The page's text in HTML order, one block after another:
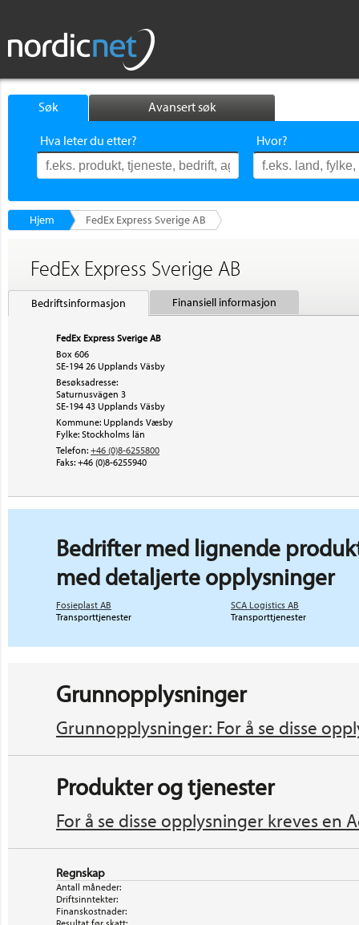
Søk Avansert søk
Hva leter du etter? Hvor?
Hjem FedEx Express Sverige AB
FedEx Express Sverige AB
Bedriftsinformasjon Finansiell informasjon
FedEx Express Sverige AB
Box 606
SE-194 26 Upplands Väsby
Besøksadresse:
Saturnusvägen 3
SE-194 43 Upplands Väsby
Kommune: Upplands Væsby
Fylke: Stockholms län
Telefon: +46 (0)8-6255800
Faks: +46 (0)8-6255940
Bedrifter med lignende
med detaljerte opplysninger
Fosieplast AB
Transporttjenester
SCA Logistics AB
Transporttjenester
Grunnopplysninger
Grunnopplysninger: For å se disse
Produkter og tjenester
For å se disse opplysninger kreves en
Regnskap
Antall måneder:
Driftsinntekter:
Finanskostnader: